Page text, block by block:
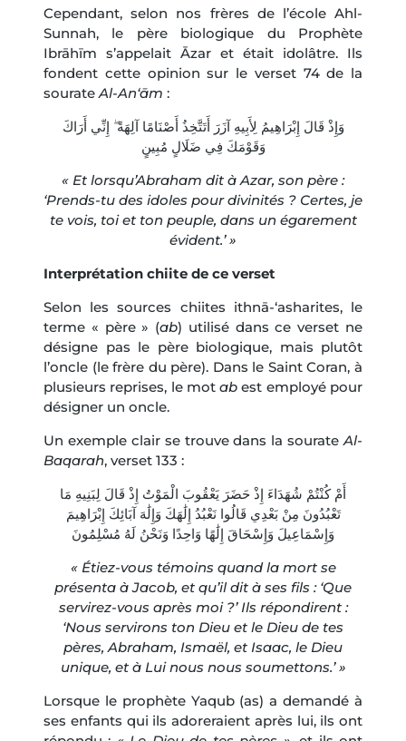
Cependant, selon nos frères de l’école Ahl-
Sunnah, le père biologique du Prophète
Ibrāhīm s’appelait Āzar et était idolâtre. Ils
fondent cette opinion sur le verset 74 de la
sourate Al-An‘ām :
وَإِذْ قَالَ إِبْرَاهِيمُ لِأَبِيهِ آزَرَ أَتَتَّخِذُ أَصْنَامًا آلِهَةً ۖ إِنِّي أَرَاكَ
وَقَوْمَكَ فِي ضَلَالٍ مُبِينٍ
« Et lorsqu’Abraham dit à Azar, son père :
‘Prends-tu des idoles pour divinités ? Certes, je
te vois, toi et ton peuple, dans un égarement
évident.’ »
Interprétation chiite de ce verset
Selon les sources chiites ithnā-‘asharites, le
terme « père » (ab) utilisé dans ce verset ne
désigne pas le père biologique, mais plutôt
l’oncle (le frère du père). Dans le Saint Coran, à
plusieurs reprises, le motab est employé pour
désigner un oncle.
Un exemple clair se trouve dans la sourate Al-
Baqarah, verset 133 :
أَمْ كُنْتُمْ شُهَدَاءَ إِذْ حَضَرَ يَعْقُوبَ الْمَوْتُ إِذْ قَالَ لِبَنِيهِ مَا
تَعْبُدُونَ مِنْ بَعْدِي قَالُوا نَعْبُدُ إِلَٰهَكَ وَإِلَٰهَ آبَائِكَ إِبْرَاهِيمَ
وَإِسْمَاعِيلَ وَإِسْحَاقَ إِلَٰهًا وَاحِدًا وَنَحْنُ لَهُ مُسْلِمُونَ
« Étiez-vous témoins quand la mort se
présenta à Jacob, et qu’il dit à ses fils : ‘Que
servirez-vous après moi ?’ Ils répondirent :
‘Nous servirons ton Dieu et le Dieu de tes
pères, Abraham, Ismaël, et Isaac, le Dieu
unique, et à Lui nous nous soumettons.’ »
Lorsque le prophète Yaqub (as) a demandé à
ses enfants qui ils adoreraient après lui, ils ont